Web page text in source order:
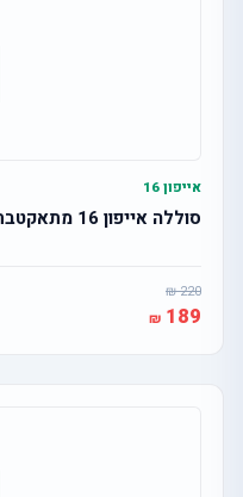
אייפון 16
סוללה אייפון 16 מתאקטבת
220
189